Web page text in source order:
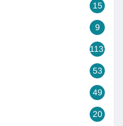
15
9
1131
53
49
20